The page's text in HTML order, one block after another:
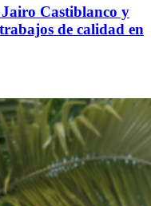
Castiblanco y
de calidad en